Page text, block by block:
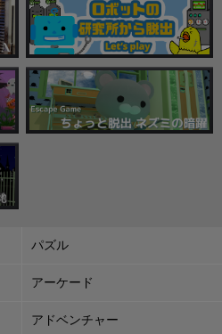
パズル
アーケード
アドベンチャー